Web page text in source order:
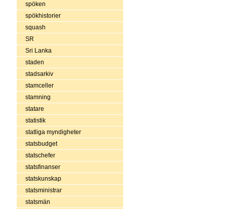
spöken
spökhistorier
squash
SR
Sri Lanka
staden
stadsarkiv
stamceller
stamning
statare
statistik
statliga myndigheter
statsbudget
statschefer
statsfinanser
statskunskap
statsministrar
statsmän